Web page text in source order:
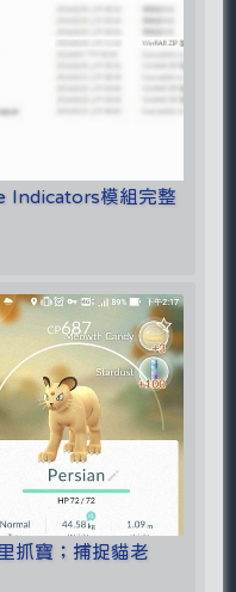
Indicators模組完整
抓寶；捕捉貓老